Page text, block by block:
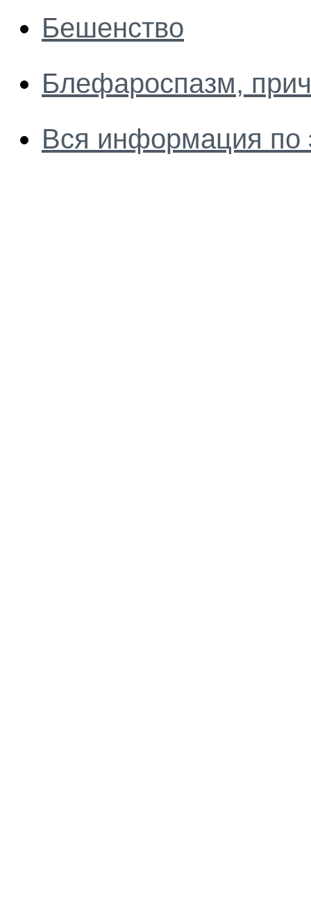
Бешенство
Блефароспазм,
Вся информация по